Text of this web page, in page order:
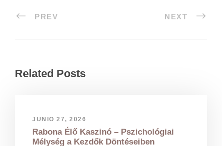
PREV NEXT
Related Posts
JUNIO 27, 2026
Rabona Élő Kaszinó – Pszichológiai
Mélység a Kezdők Döntéseiben